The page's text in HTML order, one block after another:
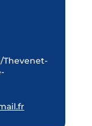
Thevenet-